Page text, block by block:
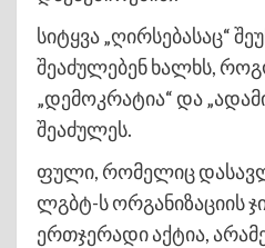
სიტყვა „ღირსებასაც“
შეაძულებენ ხალხს,
„დემოკრატია“ და
შეაძულეს.
ფული, რომელიც
ლგბტ-ს ორგანიზაციის
ერთჯერადი აქტია,